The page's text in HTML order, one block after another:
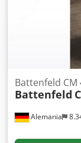
Alemania
Battenfeld CM
Battenfeld